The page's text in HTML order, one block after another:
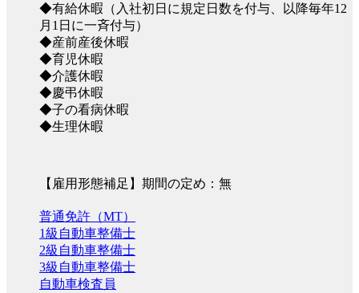
◆有給休暇（入社初日に規定日数を付与、以降毎年12
月1日に一斉付与）
◆産前産後休暇
◆育児休暇
◆介護休暇
◆慶弔休暇
◆子の看病休暇
◆生理休暇
【雇用形態補足】期間の定め：無
普通免許（MT）
1級自動車整備士
2級自動車整備士
3級自動車整備士
自動車検査員